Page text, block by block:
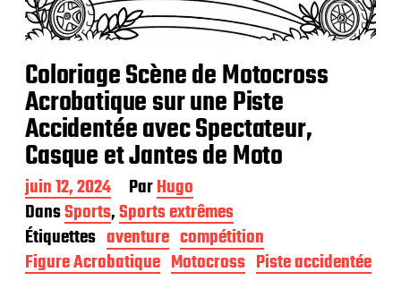
Coloriage Scène de Motocross
Acrobatique sur une Piste
Accidentée avec Spectateur,
Casque et Jantes de Moto
D
a
t
e
d
e
juin 12, 2024 ParHugo
DansSports,Sports extrêmes
Étiquettes aventure compétition
Figure Acrobatique Motocross Piste accidentée